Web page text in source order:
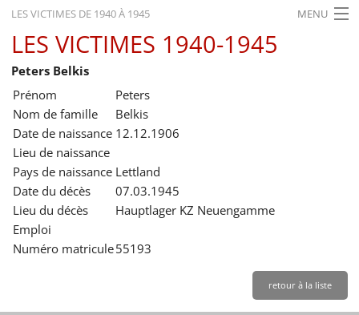
LES VICTIMES DE 1940 À 1945 MENU
ACCUEIL
ACTUALITÉS
EXPOSITIONS
HISTORIQUE
FORMATION
RECHERCHE
SERVICE
LES VICTIMES 1940-1945
Peters Belkis
Prénom
Peters
Nom de famille
Belkis
Date de naissance 12.12.1906
Lieu de naissance
Pays de naissance Lettland
Date du décès
07.03.1945
Lieu du décès
Hauptlager KZ Neuengamme
Emploi
Numéro matricule55193
retour à la liste